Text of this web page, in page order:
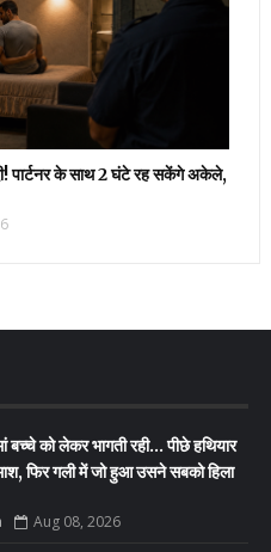
पार्टनर के साथ 2 घंटे रह सकेंगे अकेले,
को लेकर भागती रही… पीछे हथियार
फिर गली में जो हुआ उसने सबको हिला
Aug 08, 2026